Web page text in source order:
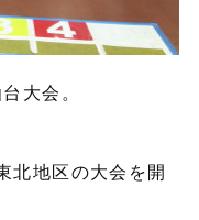
大会。
北地区の大会を開